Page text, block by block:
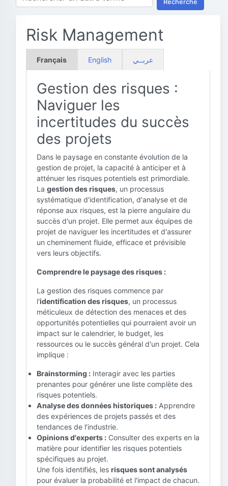
Recherche
Risk Management
Français English عربــي
Gestion des risques :
Naviguer les
incertitudes du succès
des projets
Dans le paysage en constante évolution de la
gestion de projet, la capacité à anticiper et à
atténuer les risques potentiels est primordiale.
La gestion des risques, un processus
systématique d'identification, d'analyse et de
réponse aux risques, est la pierre angulaire du
succès d'un projet. Elle permet aux équipes de
projet de naviguer les incertitudes et d'assurer
un cheminement fluide, efficace et prévisible
vers leurs objectifs.
Comprendre le paysage des risques :
La gestion des risques commence par
l'identification des risques, un processus
méticuleux de détection des menaces et des
opportunités potentielles qui pourraient avoir un
impact sur le calendrier, le budget, les
ressources ou le succès général d'un projet. Cela
implique :
Brainstorming : Interagir avec les parties
prenantes pour générer une liste complète des
risques potentiels.
Analyse des données historiques : Apprendre
des expériences de projets passés et des
tendances de l'industrie.
Opinions d'experts : Consulter des experts en la
matière pour identifier les risques potentiels
spécifiques au projet.
Une fois identifiés, les risques sont analysés
pour évaluer la probabilité et l'impact de chacun.